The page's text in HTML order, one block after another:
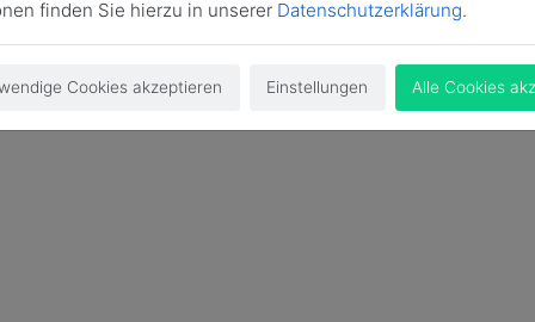
finden Sie hierzu in unserer Datenschutzerklärung.
Cookies akzeptieren Einstellungen Alle Cookies